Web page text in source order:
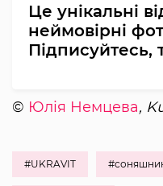
Це унікальні
неймовірні
Підписуйтесь,
© Юлія Немцева,
#UKRAVIT